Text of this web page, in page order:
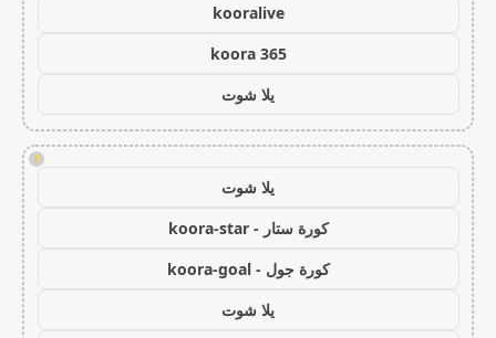
kooralive
koora 365
يلا شوت
!
يلا شوت
كورة ستار - koora-star
كورة جول - koora-goal
يلا شوت